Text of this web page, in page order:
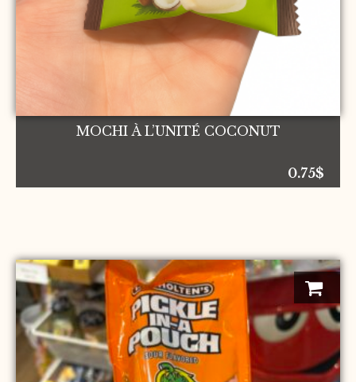
MOCHI À L’UNITÉ COCONUT
0.75$